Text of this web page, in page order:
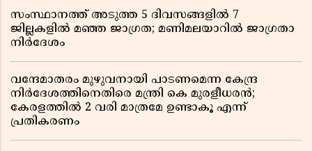
സംസ്ഥാനത്ത് അടുത്ത 5 ദിവസങ്ങളിൽ 7
ജില്ലകളിൽ മഞ്ഞ ജാഗ്രത; മണിമലയാറിൽ ജാഗ്രതാ
നിർദേശം
വന്ദേമാതരം മുഴുവനായി പാടണമെന്ന കേന്ദ്ര
നിർദേശത്തിനെതിരെ മന്ത്രി കെ മുരളീധരൻ;
കേരളത്തിൽ 2 വരി മാത്രമേ ഉണ്ടാകൂ എന്ന്
പ്രതികരണം